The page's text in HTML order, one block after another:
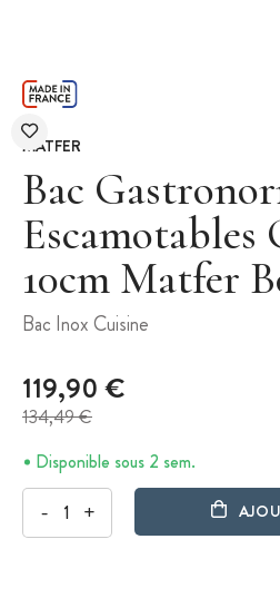
MATFER
Bac
Escamotables
10cm Matfer
Bac Inox Cuisine
119,90 €
134,49 €
Disponible sous 2 sem.
- +